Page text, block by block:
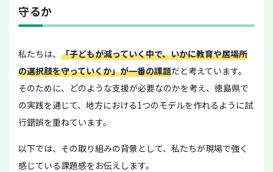
守るか
私たちは、 「子どもが減っていく中で、いかに教育や居場所
の選択肢を守っていくか」が一番の課題だと考えています。
そのために、どのような支援が必要なのかを考え、徳島県で
の実践を通じて、地方における1つのモデルを作れるように試
行錯誤を重ねています。
以下では、その取り組みの背景として、私たちが現場で強く
感じている課題感をお伝えします。